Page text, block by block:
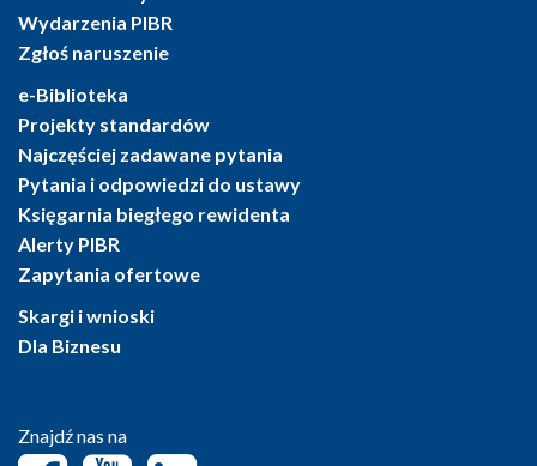
Wydarzenia PIBR
Zgłoś naruszenie
e-Biblioteka
Projekty standardów
Najczęściej zadawane pytania
Pytania i odpowiedzi do ustawy
Księgarnia biegłego rewidenta
Alerty PIBR
Zapytania ofertowe
Skargi i wnioski
Dla Biznesu
Znajdź nas na